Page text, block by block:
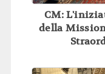
CM:
della